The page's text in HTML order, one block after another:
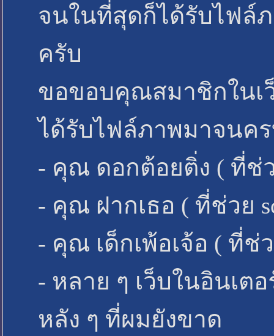
จนในที่สุดก็ได้รับไฟล์
ครับ
ขอขอบคุณสมาชิกในเ
ได้รับไฟล์ภาพมาจนคร
- คุณ ดอกต้อยติ่ง ( ที่
- คุณ ฝากเธอ ( ที่ช่วย
- คุณ เด็กเพ้อเจ้อ ( ที่
- หลาย ๆ เว็บในอินเต
หลัง ๆ ที่ผมยังขาด